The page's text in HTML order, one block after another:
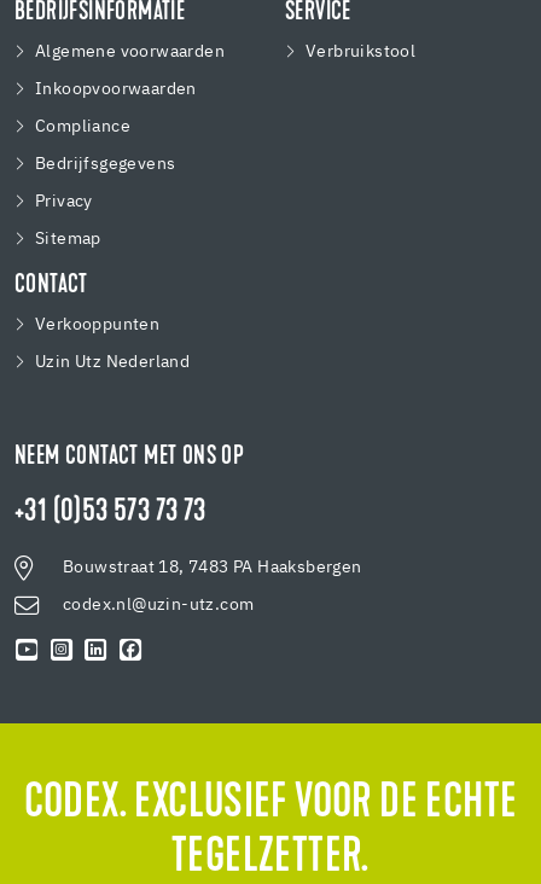
BEDRIJFSINFORMATIE
Algemene voorwaarden
Inkoopvoorwaarden
Compliance
Bedrijfsgegevens
Privacy
Sitemap
SERVICE
Verbruikstool
CONTACT
Verkooppunten
Uzin Utz Nederland
NEEM CONTACT MET ONS OP
+31 (0)53 573 73 73
Bouwstraat 18, 7483 PA Haaksbergen
codex.nl@uzin-utz.com
CODEX. EXCLUSIEF VOOR DE ECHTE
TEGELZETTER.